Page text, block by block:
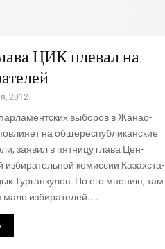
ЦИК плевал на
2012
выбо­ров в Жана­о­
на обще­рес­пуб­ли­кан­ские
заявил в пят­ни­цу гла­ва Цен­
изби­ра­тель­ной комис­сии Казах­ста­
Тур­ган­ку­лов. По его мне­нию, там
изби­ра­те­лей....